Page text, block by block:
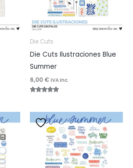
Die Cuts
Die Cuts Ilustraciones Blue
Summer
6,00 € IVA Inc.
de 5